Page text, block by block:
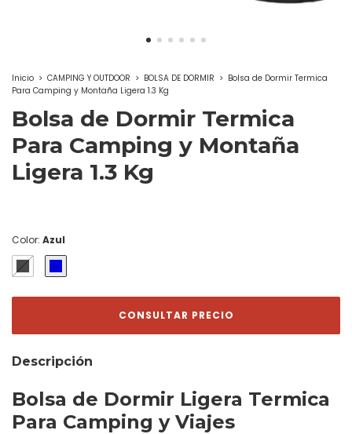
Inicio > CAMPING Y OUTDOOR > BOLSA DE DORMIR > Bolsa de Dormir Termica
Para Camping y Montaña Ligera 1.3 Kg
Bolsa de Dormir Termica
Para Camping y Montaña
Ligera 1.3 Kg
Color: Azul
Descripción
Bolsa de Dormir Ligera Termica
Para Camping y Viajes